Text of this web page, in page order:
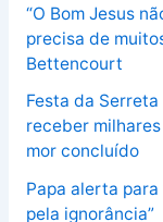
“O Bom Jesus
precisa de
Bettencourt
Festa da
receber
mor concluído
Papa alerta
pela ignorância”